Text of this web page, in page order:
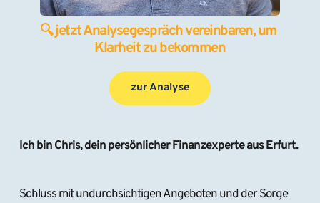
🔍 jetzt Analysegespräch vereinbaren, um
Klarheit zu bekommen
zur Analyse
Ich bin Chris, dein persönlicher Finanzexperte aus Erfurt.
Schluss mit undurchsichtigen Angeboten und der Sorge